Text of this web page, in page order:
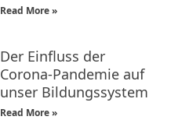
Read More »
Der Einfluss der
Corona-Pandemie auf
unser Bildungssystem
Read More »